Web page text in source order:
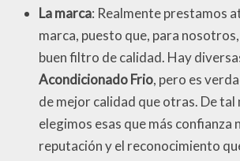
La marca: Realmente prestamos
marca, puesto que, para
buen filtro de calidad. Hay
Acondicionado Frio, pero es
de mejor calidad que otras. De tal
elegimos esas que más confianza
reputación y el reconocimiento